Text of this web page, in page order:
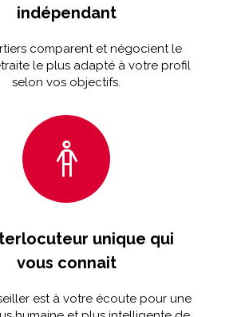
indépendant
comparent et négocient le
le plus adapté à votre profil
selon vos objectifs.
unique qui
vous connait
est à votre écoute pour une